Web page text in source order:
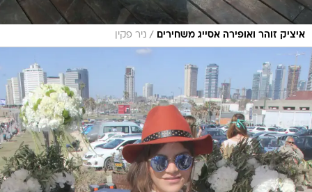
איציק זוהר ואופירה אסייג משחירים / ניר פקין